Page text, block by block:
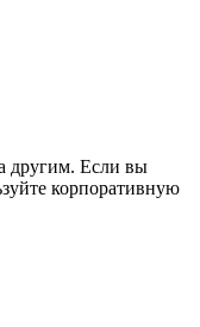
другим. Если вы
корпоративную